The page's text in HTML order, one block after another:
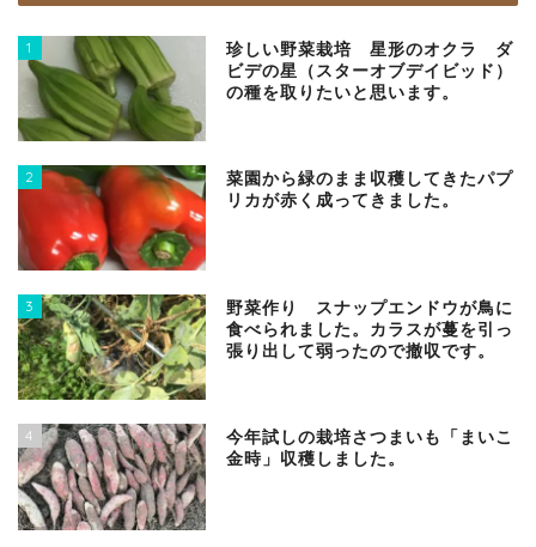
1
珍しい野菜栽培 星形のオクラ ダ
ビデの星（スターオブデイビッド）
の種を取りたいと思います。
2
菜園から緑のまま収穫してきたパプ
リカが赤く成ってきました。
3
野菜作り スナップエンドウが鳥に
食べられました。カラスが蔓を引っ
張り出して弱ったので撤収です。
4
今年試しの栽培さつまいも「まいこ
金時」収穫しました。